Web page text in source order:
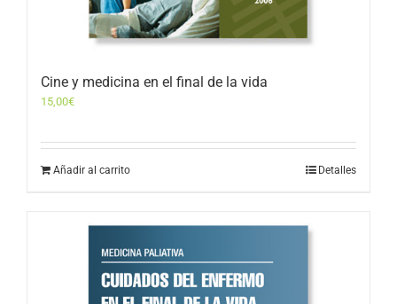
Cine y medicina en el final de la vida
15,00€
Añadir al carrito Detalles